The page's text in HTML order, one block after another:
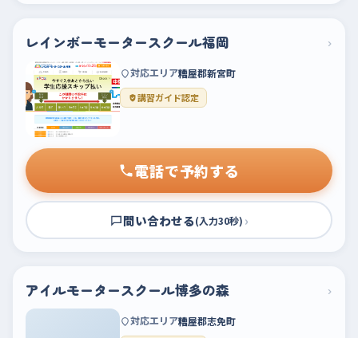
レインボーモータースクール福岡 ›
対応エリア糟屋郡新宮町
講習ガイド認定
電話で予約する
問い合わせる(入力30秒) ›
アイルモータースクール博多の森 ›
対応エリア糟屋郡志免町